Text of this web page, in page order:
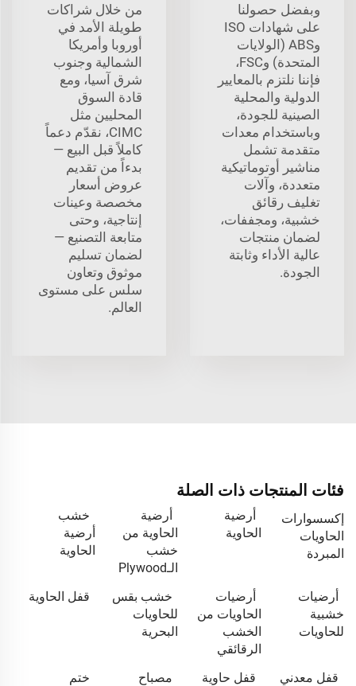
وبفضل حصولنا
على شهادات ISO
وABS (الولايات
المتحدة) وFSC،
فإننا نلتزم بالمعايير
الدولية والمحلية
الصينية للجودة،
وباستخدام معدات
متقدمة تشمل
مناشير أوتوماتيكية
متعددة، وآلات
تغليف رقائق
خشبية، ومجففات،
لضمان منتجات
عالية الأداء وثابتة
الجودة.
من خلال شراكات
طويلة الأمد في
أوروبا وأمريكا
الشمالية وجنوب
شرق آسيا، ومع
قادة السوق
المحليين مثل
CIMC، نقدّم دعماً
كاملاً قبل البيع —
بدءاً من تقديم
عروض أسعار
مخصصة وعينات
إنتاجية، وحتى
متابعة التصنيع —
لضمان تسليم
موثوق وتعاون
سلس على مستوى
العالم.
فئات المنتجات ذات الصلة
إكسسوارات
الحاويات
المبردة
أرضية
الحاوية
أرضية
الحاوية من
خشب
الـPlywood
خشب
أرضية
الحاوية
أرضيات
خشبية
للحاويات
أرضيات
الحاويات من
الخشب
الرقائقي
خشب بقس
للحاويات
البحرية
قفل الحاوية
قفل معدني
قفل حاوية
مصباح
ختم